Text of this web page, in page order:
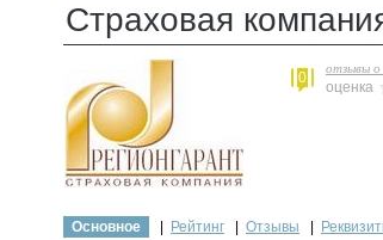
Страховая
0
отзывы о
оценка
Основное Рейтинг Отзывы